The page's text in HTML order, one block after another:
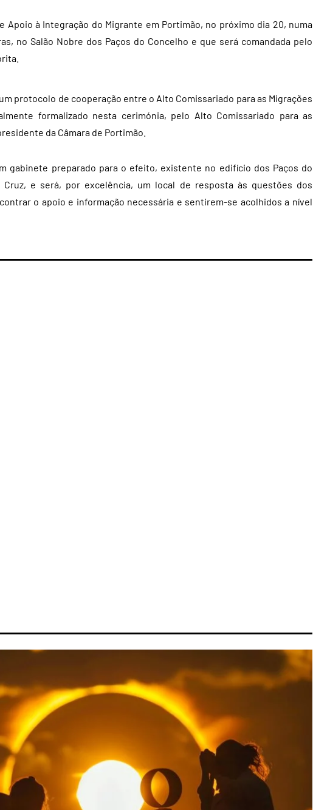
Apoio à Integração do Migrante em Portimão, no próximo dia 20, numa
no Salão Nobre dos Paços do Concelho e que será comandada pelo
protocolo de cooperação entre o Alto Comissariado para as Migrações
formalizado nesta cerimónia, pelo Alto Comissariado para as
da Câmara de Portimão.
gabinete preparado para o efeito, existente no edifício dos Paços do
e será, por excelência, um local de resposta às questões dos
o apoio e informação necessária e sentirem-se acolhidos a nível